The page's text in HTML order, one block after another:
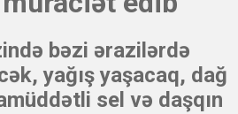
bəzi ərazilərdə
yağış yaşacaq, dağ
sel və daşqın